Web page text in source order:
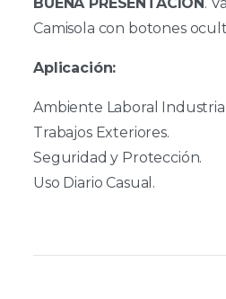
Camisola con botones
Aplicación:
Ambiente Laboral
Trabajos Exteriores.
Seguridad y Protección.
Uso Diario Casual.